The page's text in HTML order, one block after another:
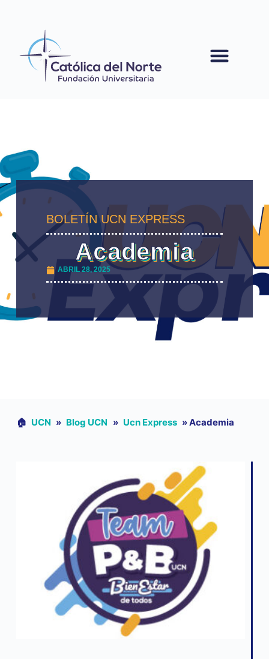
BOLETÍN UCN EXPRESS
Academia
ABRIL 28, 2025
🏠︎ UCN » Blog UCN » Ucn Express »Academia